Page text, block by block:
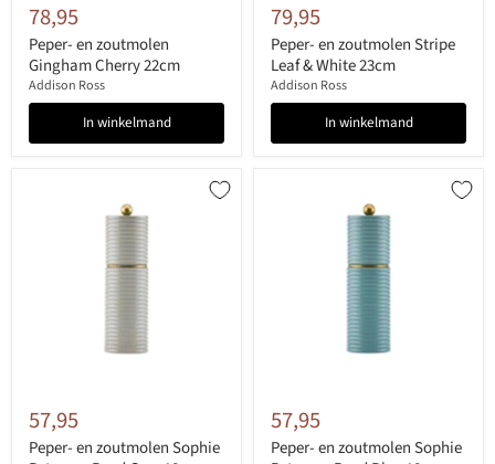
78,95
Peper- en zoutmolen
Gingham Cherry 22cm
Addison Ross
In winkelmand
79,95
Peper- en zoutmolen Stripe
Leaf & White 23cm
Addison Ross
In winkelmand
57,95
Peper- en zoutmolen Sophie
57,95
Peper- en zoutmolen Sophie